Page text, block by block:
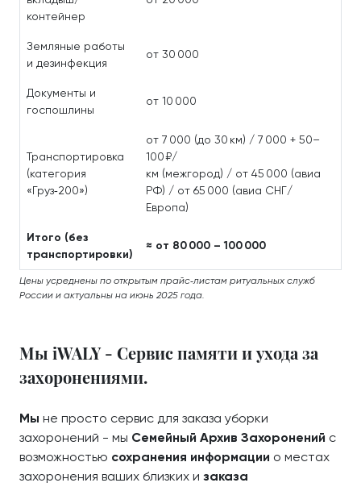
контейнер
Земляные работы
и дезинфекция
от 30 000
Документы и
госпошлины
от 10 000
Транспортировка
(категория
«Груз‑200»)
от 7 000 (до 30 км) / 7 000 + 50–
100 ₽/
км (межгород) / от 45 000 (авиа
РФ) / от 65 000 (авиа СНГ/
Европа)
Итого (без
транспортировки)
≈ от 80 000 – 100 000
Цены усреднены по открытым прайс‑листам ритуальных служб
России и актуальны на июнь 2025 года.
Мы iWALY - Сервис памяти и ухода за
захоронениями.
Мы не просто сервис для заказа уборки
захоронений - мы Семейный Архив Захоронений с
возможностью сохранения информации о местах
захоронения ваших близких и заказа